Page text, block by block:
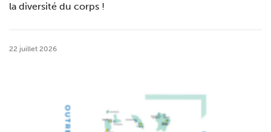
la diversité du corps !
22 juillet 2026